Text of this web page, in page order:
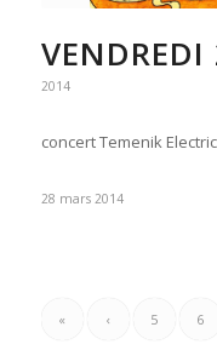
VENDREDI
2014
concert Temenik Electric
28 mars 2014
« ‹ 5 6